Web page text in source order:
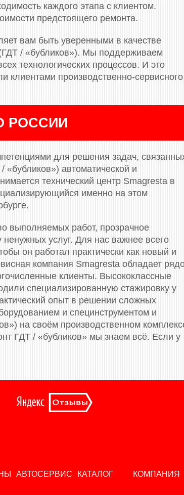
каждого этапа с клиентом.
предстоящего ремонта.
вам быть уверенными в качестве
/ «бубликов»). Мы поддерживаем
технологических процессов. И это
клиентами производственно-сервисного
РОССИИ
для решения задач,
автоматической и
технический центр Smagresta в
именно на этом
выполняемых работ, прозрачное
услуг. Для нас важнее всего
он работал практически как новый и
компания Smagresta обладает
клиенты. Высококлассные
специализированную стажировку у
опыт в решении сложных
и специнструментом и
на своём производственном
ГДТ / «бубликов» мы знаем всё. Если у
АВТОСЕРВИС КАТАЛОГ КОМПАНИЯ